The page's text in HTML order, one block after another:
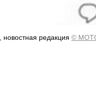
, новостная редакция ©